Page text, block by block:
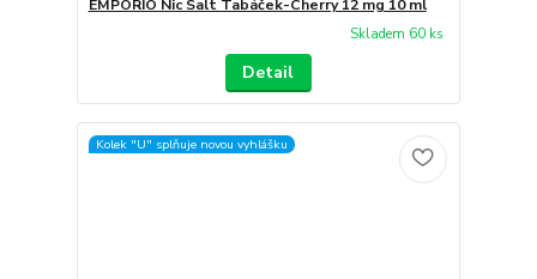
EMPORIO Nic Salt Tabáček-Cherry 12 mg 10 ml
Skladem 60 ks
Detail
Kolek "U" splňuje novou vyhlášku